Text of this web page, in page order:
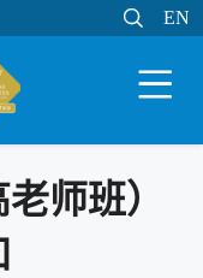
 EN
 EN

师班）